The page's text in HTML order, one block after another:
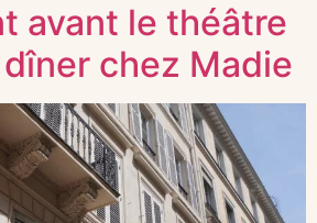
avant le théâtre
chez Madie